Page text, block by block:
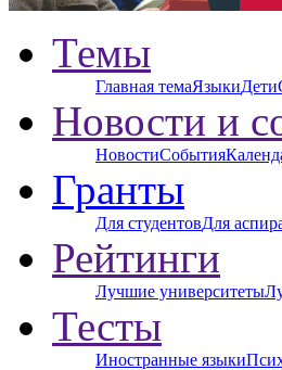
Темы
Главная темаЯзыкиДети
Новости и
НовостиСобытия
Гранты
Для студентовДля
Рейтинги
Лучшие университеты
Тесты
Иностранные языки